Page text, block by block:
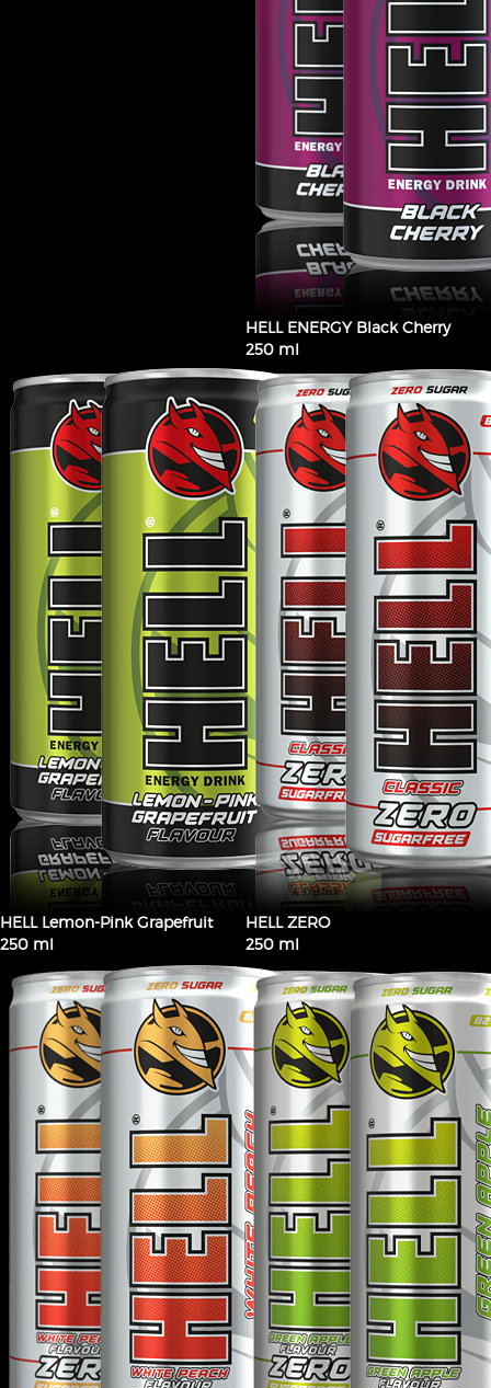
HELL ENERGY Black Cherry
250 ml
HELL Lemon-Pink Grapefruit
250 ml
HELL ZERO
250 ml